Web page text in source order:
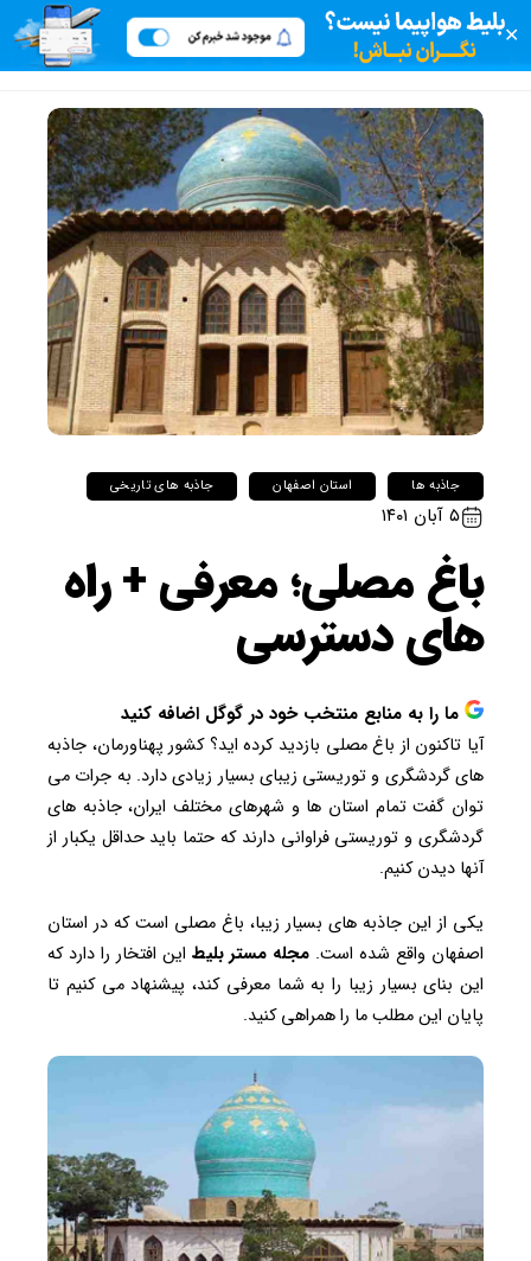
✕
جاذبه ها استان اصفهان جاذبه های تاریخی
۵ آبان ۱۴۰۱
باغ مصلی؛ معرفی + راه
های دسترسی
ما را به منابع منتخب خود در گوگل اضافه کنید
آیا تاکنون از باغ مصلی بازدید کرده اید؟ کشور پهناورمان، جاذبه
های گردشگری و توریستی زیبای بسیار زیادی دارد. به جرات می
توان گفت تمام استان ها و شهرهای مختلف ایران، جاذبه های
گردشگری و توریستی فراوانی دارند که حتما باید حداقل یکبار از
آنها دیدن کنیم.
یکی از این جاذبه های بسیار زیبا، باغ مصلی است که در استان
اصفهان واقع شده است. مجله مستر بلیط این افتخار را دارد که
این بنای بسیار زیبا را به شما معرفی کند، پیشنهاد می کنیم تا
پایان این مطلب ما را همراهی کنید.